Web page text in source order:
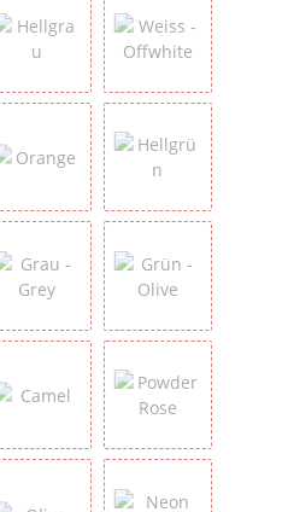
Hellgrau Weiss - Offwhite
Orange Hellgrün
Grau - Grey Grün - Olive
Camel Powder Rose